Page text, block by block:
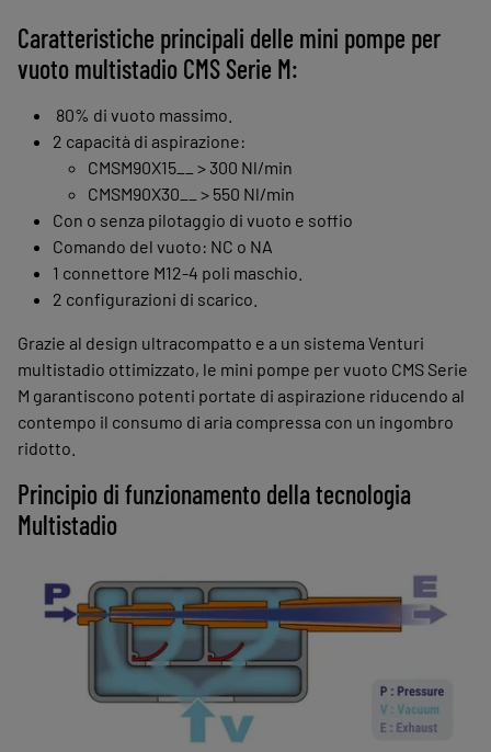
Caratteristiche principali delle mini pompe per
vuoto multistadio CMS Serie M:
80% di vuoto massimo.
2 capacità di aspirazione:
CMSM90X15__ > 300 Nl/min
CMSM90X30__ > 550 Nl/min
Con o senza pilotaggio di vuoto e soffio
Comando del vuoto: NC o NA
1 connettore M12-4 poli maschio.
2 configurazioni di scarico.
Grazie al design ultracompatto e a un sistema Venturi
multistadio ottimizzato, le mini pompe per vuoto CMS Serie
M garantiscono potenti portate di aspirazione riducendo al
contempo il consumo di aria compressa con un ingombro
ridotto.
Principio di funzionamento della tecnologia
Multistadio